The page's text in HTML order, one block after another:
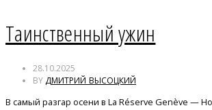
Таинственный ужин
28.10.2025
BY ДМИТРИЙ ВЫСОЦКИЙ
В самый разгар осени в La Réserve Genève —